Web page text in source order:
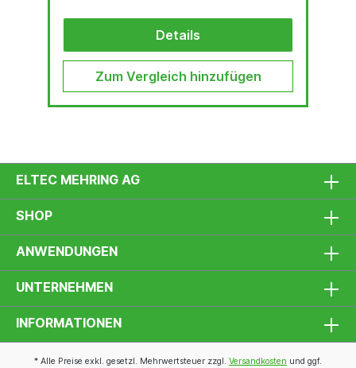
Details
Zum Vergleich hinzufügen
ELTEC MEHRING AG
SHOP
ANWENDUNGEN
UNTERNEHMEN
INFORMATIONEN
* Alle Preise exkl. gesetzl. Mehrwertsteuer zzgl. Versandkosten und ggf.